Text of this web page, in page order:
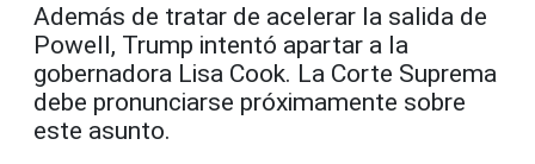
Además de tratar de acelerar la salida de
Powell, Trump intentó apartar a la
gobernadora Lisa Cook. La Corte Suprema
debe pronunciarse próximamente sobre
este asunto.